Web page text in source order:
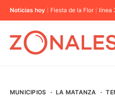
Noticias hoy Fiesta de la Flor línea
MUNICIPIOS · LA MATANZA ·